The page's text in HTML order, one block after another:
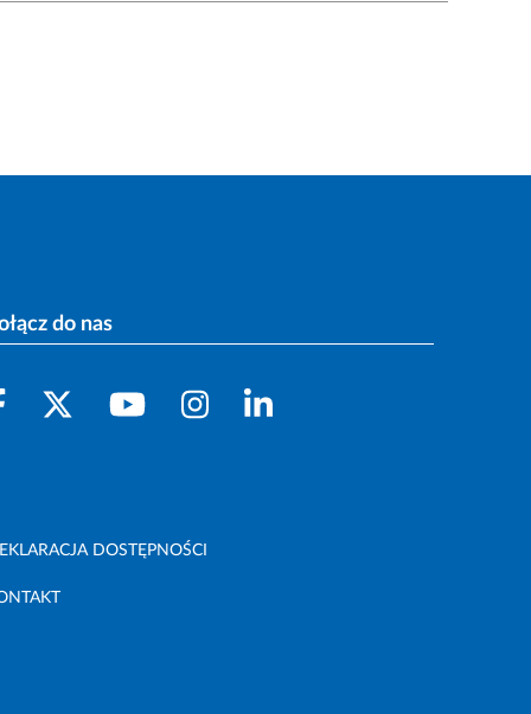
do nas
DOSTĘPNOŚCI